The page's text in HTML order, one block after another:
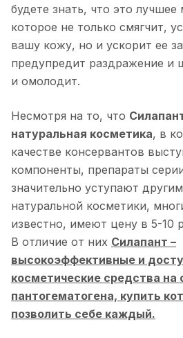
будете знать, что это лучшее
которое не только смягчит,
вашу кожу, но и ускорит ее
предупредит раздражение и
и омолодит.
Несмотря на то, что
натуральная косметика, в
качестве консервантов
компоненты, препараты
значительно уступают
натуральной косметики,
известно, имеют цену в 5-10
В отличие от них Силапант –
высокоэффективные и
косметические средства на
пантогематогена, купить
позволить себе каждый.